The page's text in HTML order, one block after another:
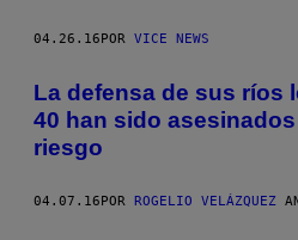
04.26.16 POR VICE NEWS
La defensa de sus ríos
40 han sido
riesgo
04.07.16POR ROGELIO VELÁZQUEZ